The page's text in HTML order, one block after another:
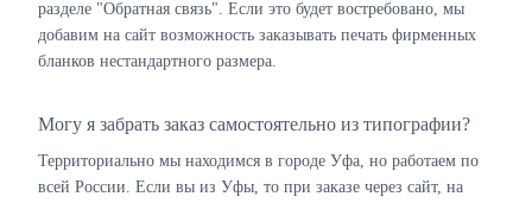
разделе "Обратная связь". Если это будет востребовано, мы
добавим на сайт возможность заказывать печать фирменных
бланков нестандартного размера.
Могу я забрать заказ самостоятельно из типографии?
Территориально мы находимся в городе Уфа, но работаем по
всей России. Если вы из Уфы, то при заказе через сайт, на